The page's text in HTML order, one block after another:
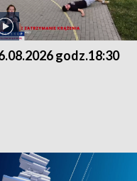
godz.18:30